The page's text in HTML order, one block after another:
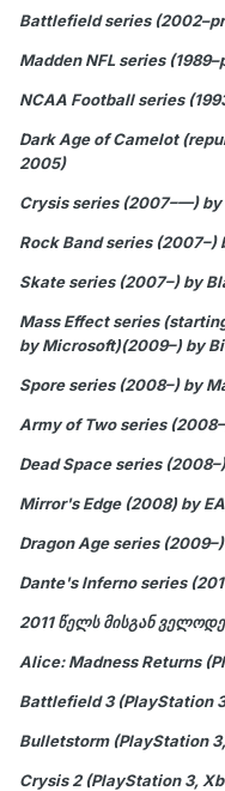
Battlefield series
Madden NFL series
NCAA Football series
Dark Age of Camelot
2005)
Crysis series (2007–—)
Rock Band series (2007–)
Skate series (2007–) by
Mass Effect series
by Microsoft)(2009–) by
Spore series (2008–) by
Army of Two series
Dead Space series
Mirror's Edge (2008) by
Dragon Age series
Dante's Inferno series
2011 წელს მისგან
Alice: Madness Returns
Battlefield 3 (PlayStation
Bulletstorm (PlayStation
Crysis 2 (PlayStation 3,